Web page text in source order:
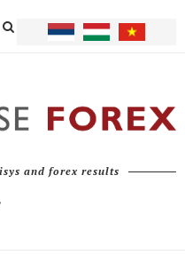
and forex results